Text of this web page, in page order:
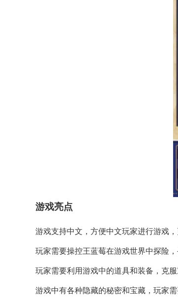
游戏亮点
游戏支持中文，方便中文玩家进行游戏，
玩家需要操控王蓝莓在游戏世界中探险，
玩家需要利用游戏中的道具和装备，克服
游戏中有各种隐藏的秘密和宝藏，玩家